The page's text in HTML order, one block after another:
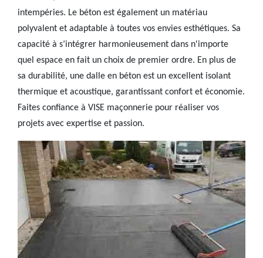
intempéries. Le béton est également un matériau
polyvalent et adaptable à toutes vos envies esthétiques. Sa
capacité à s’intégrer harmonieusement dans n'importe
quel espace en fait un choix de premier ordre. En plus de
sa durabilité, une dalle en béton est un excellent isolant
thermique et acoustique, garantissant confort et économie.
Faites confiance à VISE maçonnerie pour réaliser vos
projets avec expertise et passion.